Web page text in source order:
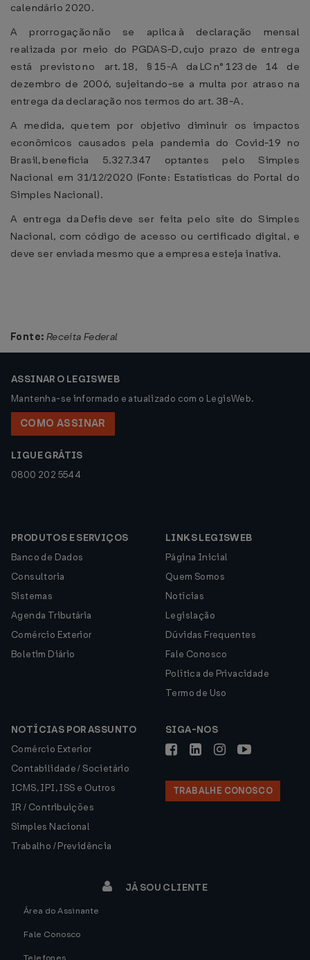
calendário 2020.
A prorrogação não se aplica à declaração mensal
realizada por meio do PGDAS-D, cujo prazo de entrega
está previsto no art. 18, § 15-A da LC n° 123 de 14 de
dezembro de 2006, sujeitando-se a multa por atraso na
entrega da declaração nos termos do art. 38-A.
A medida, que tem por objetivo diminuir os impactos
econômicos causados pela pandemia do Covid-19 no
Brasil, beneficia 5.327.347 optantes pelo Simples
Nacional em 31/12/2020 (Fonte: Estatísticas do Portal do
Simples Nacional).
A entrega da Defis deve ser feita pelo site do Simples
Nacional, com código de acesso ou certificado digital, e
deve ser enviada mesmo que a empresa esteja inativa.
Fonte: Receita Federal
ASSINAR O LEGISWEB
Mantenha-se informado e atualizado com o LegisWeb.
COMO ASSINAR
LIGUE GRÁTIS
0800 202 5544
PRODUTOS E SERVIÇOS
Banco de Dados
Consultoria
Sistemas
Agenda Tributária
Comércio Exterior
Boletim Diário
LINKS LEGISWEB
Página Inicial
Quem Somos
Notícias
Legislação
Dúvidas Frequentes
Fale Conosco
Política de Privacidade
Termo de Uso
NOTÍCIAS POR ASSUNTO
Comércio Exterior
Contabilidade / Societário
ICMS, IPI, ISS e Outros
IR / Contribuições
Simples Nacional
Trabalho / Previdência
SIGA-NOS
TRABALHE CONOSCO
JÁ SOU CLIENTE
Área do Assinante
Fale Conosco